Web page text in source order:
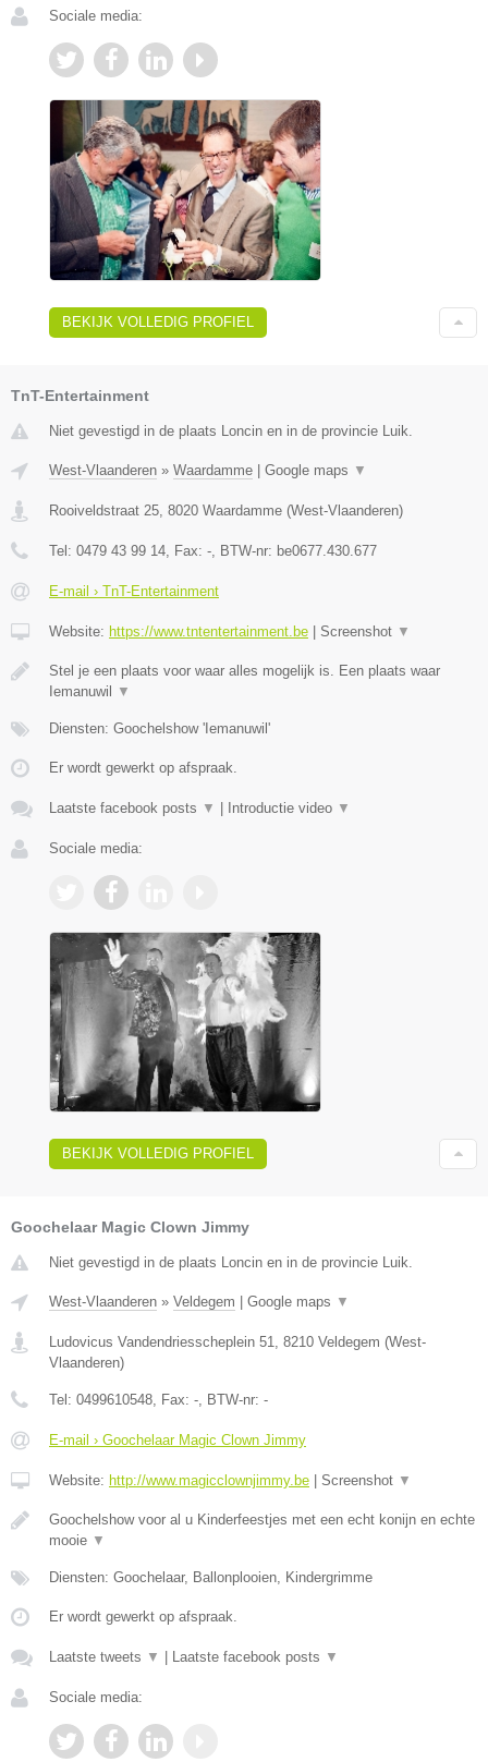
Sociale media:
BEKIJK VOLLEDIG PROFIEL
TnT-Entertainment
Niet gevestigd in de plaats Loncin en in de provincie Luik.
West-Vlaanderen » Waardamme Google maps ▼
Rooiveldstraat 25 8020 Waardamme (West-Vlaanderen)
Tel: 0479 43 99 14 , Fax: - , BTW-nr: be0677.430.677
E-mail › TnT-Entertainment
Website: https://www.tntentertainment.be Screenshot ▼
Stel je een plaats voor waar alles mogelijk is. Een plaats waar
Iemanuwil
▼
Diensten: Goochelshow 'Iemanuwil'
Er wordt gewerkt op afspraak.
Laatste facebook posts ▼ Introductie video ▼
Sociale media:
BEKIJK VOLLEDIG PROFIEL
Goochelaar Magic Clown Jimmy
Niet gevestigd in de plaats Loncin en in de provincie Luik.
West-Vlaanderen » Veldegem | Google maps ▼
Ludovicus Vandendriesscheplein 51 8210 Veldegem (West-
Vlaanderen)
Tel: 0499610548 , Fax: - , BTW-nr: -
E-mail › Goochelaar Magic Clown Jimmy
Website: http://www.magicclownjimmy.be | Screenshot ▼
Goochelshow voor al u Kinderfeestjes met een echt konijn en echte
mooie ▼
Diensten: Goochelaar, Ballonplooien, Kindergrimme
Er wordt gewerkt op afspraak.
Laatste tweets ▼ | Laatste facebook posts ▼
Sociale media: